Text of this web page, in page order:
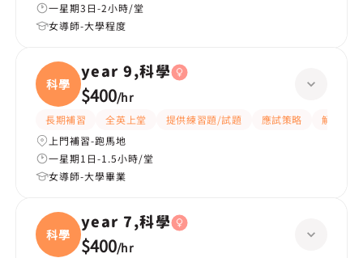
一星期3日-2小時/堂
女導師-大學程度
科學
year 9,科學
$400/hr
長期補習 全英上堂 提供練習題/試題 應試策略
解題思路
上門補習-跑馬地
一星期1日-1.5小時/堂
女導師-大學畢業
科學
year 7,科學
$400/hr